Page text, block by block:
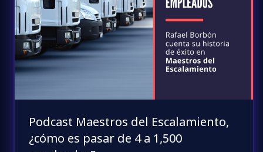
Podcast Maestros del Escalamiento,
¿cómo es pasar de 4 a 1,500